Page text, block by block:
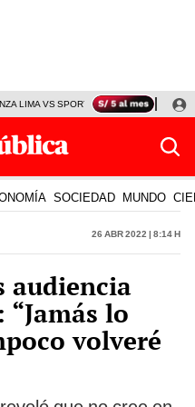
LIMA VS SPORT BOYS JORGE
SOCIEDAD MUNDO
26 Abr 2022 | 8:14 h
audiencia
lo
volveré